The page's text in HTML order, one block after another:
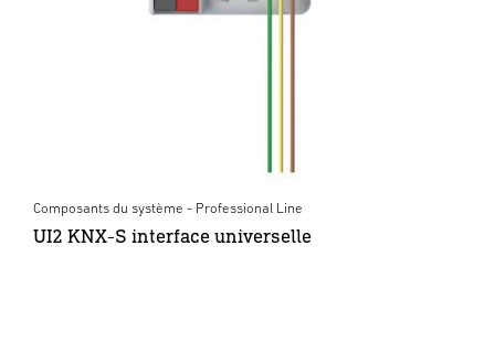
Composants du système - Professional Line
UI2 KNX-S interface universelle